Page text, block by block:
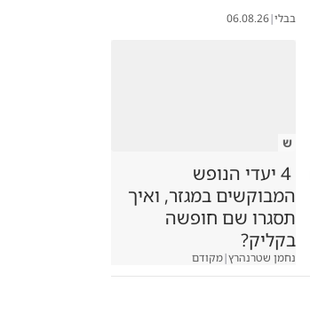
בבלי|
06.08.26
ש
4 יעדי הנופש
המבוקשים במגזר, ואיך
תסגרו שם חופשה
בקליק?
נחמן שטרנהרץ|מקודם